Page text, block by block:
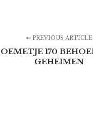
PREVIOUS ARTICLE
170
GEHEIMEN